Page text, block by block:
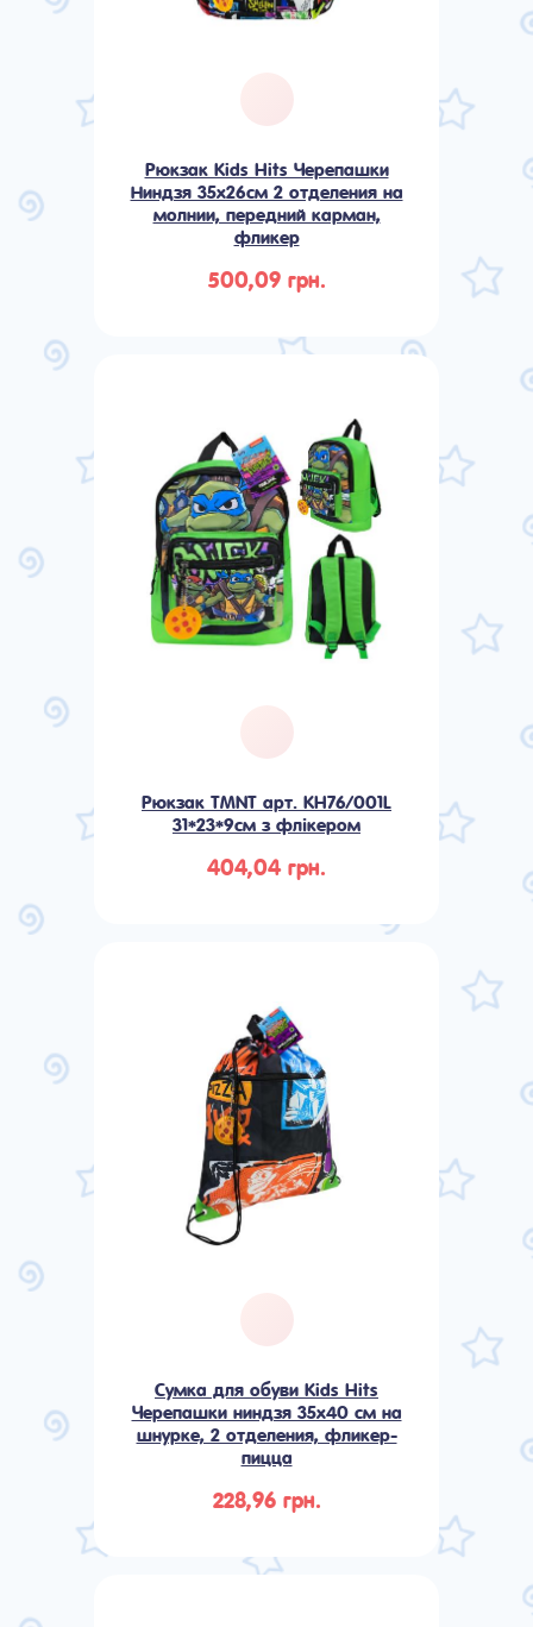
Рюкзак Kids Hits Черепашки
Ниндзя 35х26см 2 отделения на
молнии, передний карман,
фликер
500,09 грн.
Рюкзак TMNT арт. KH76/001L
31*23*9см з флікером
404,04 грн.
Сумка для обуви Kids Hits
Черепашки ниндзя 35х40 см на
шнурке, 2 отделения, фликер-
пицца
228,96 грн.